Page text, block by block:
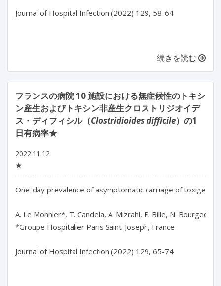
Journal of Hospital Infection (2022) 129, 58-64
続きを読む
フランスの病院 10 施設における無症候性のトキシ
ン産生およびトキシン非産生クロストリジオイデ
ス・ディフィシル（Clostridioides difficile）の1
日有病率★
2022.11.12
★
One-day prevalence of asymptomatic carriage of toxigenic
A. Le Monnier*, T. Candela, A. Mizrahi, E. Bille, N.
*Groupe Hospitalier Paris Saint-Joseph, France
Journal of Hospital Infection (2022) 129, 65-74